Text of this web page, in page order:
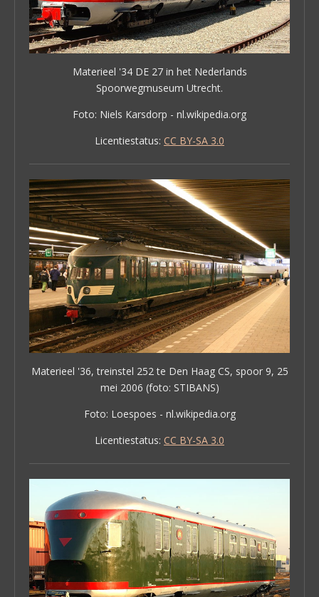
Materieel '34 DE 27 in het Nederlands
Spoorwegmuseum Utrecht.
Foto: Niels Karsdorp - nl.wikipedia.org
Licentiestatus: CC BY-SA 3.0
Materieel '36, treinstel 252 te Den Haag CS, spoor 9, 25
mei 2006 (foto: STIBANS)
Foto: Loespoes - nl.wikipedia.org
Licentiestatus: CC BY-SA 3.0